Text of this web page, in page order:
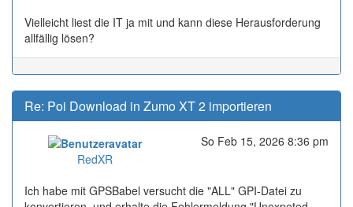
Vielleicht liest die IT ja mit und kann diese Herausforderung
allfällig lösen?
Re: Poi Download in Zumo XT 2 importieren
RedXROnline
So Feb 15, 2026 8:36 pm
Ich habe mit GPSBabel versucht die "ALL" GPI-Datei zu